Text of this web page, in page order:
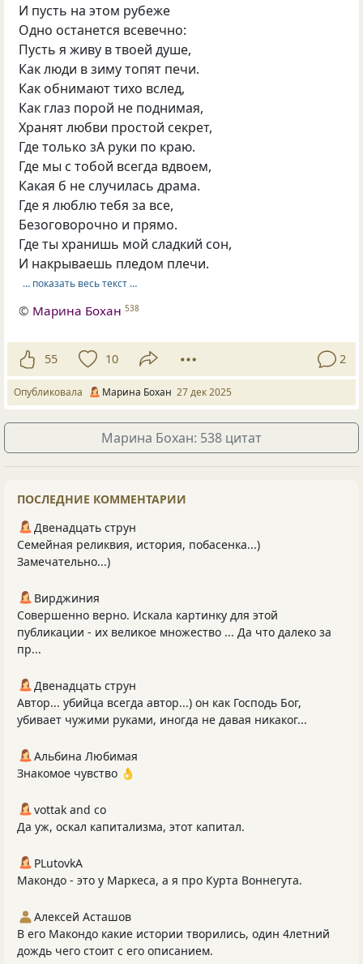
И пусть на этом рубеже
Одно останется всевечно:
Пусть я живу в твоей душе,
Как люди в зиму топят печи.
Как обнимают тихо вслед,
Как глаз порой не поднимая,
Хранят любви простой секрет,
Где только зА руки по краю.
Где мы с тобой всегда вдвоем,
Какая б не случилась драма.
Где я люблю тебя за все,
Безоговорочно и прямо.
Где ты хранишь мой сладкий сон,
И накрываешь пледом плечи.
… показать весь текст …
© Марина Бохан 538
55 10 2
Опубликовала Марина Бохан 27 дек 2025
Марина Бохан: 538 цитат
ПОСЛЕДНИЕ КОММЕНТАРИИ
Двенадцать струн
Семейная реликвия, история, побасенка...)
Замечательно...)
Вирджиния
Совершенно верно. Искала картинку для этой
публикации - их великое множество ... Да что далеко за
пр...
Двенадцать струн
Автор... убийца всегда автор...) он как Господь Бог,
убивает чужими руками, иногда не давая никаког...
Альбина Любимая
Знакомое чувство 👌
vottak and co
Да уж, оскал капитализма, этот капитал.
PLutоvkА
Макондо - это у Маркеса, а я про Курта Воннегута.
Алексей Асташов
В его Макондо какие истории творились, один 4летний
дождь чего стоит с его описанием.